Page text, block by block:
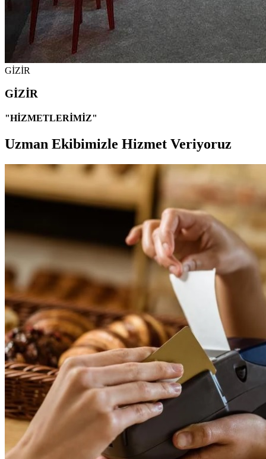
GİZİR
GİZİR
"HİZMETLERİMİZ"
Uzman Ekibimizle Hizmet Veriyoruz